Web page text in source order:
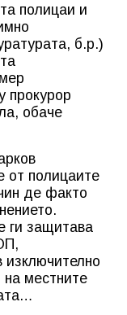
полицаи и
б.р.)
прокурор
обаче
от полицаите
де факто
ги защитава
на местните